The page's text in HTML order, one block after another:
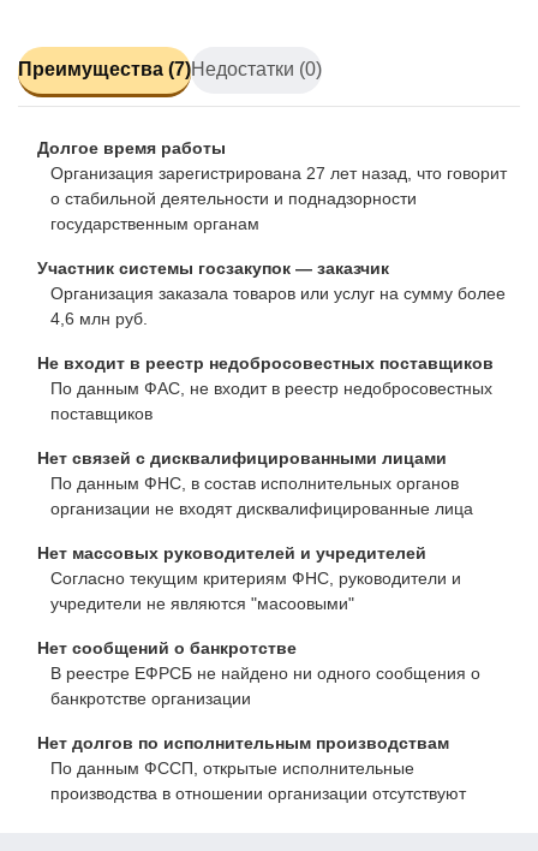
Преимущества (7)Недостатки (0)
Долгое время работы
Организация зарегистрирована 27 лет назад, что говорит
о стабильной деятельности и поднадзорности
государственным органам
Участник системы госзакупок — заказчик
Организация заказала товаров или услуг на сумму более
4,6 млн руб.
Не входит в реестр недобросовестных поставщиков
По данным ФАС, не входит в реестр недобросовестных
поставщиков
Нет связей с дисквалифицированными лицами
По данным ФНС, в состав исполнительных органов
организации не входят дисквалифицированные лица
Нет массовых руководителей и учредителей
Согласно текущим критериям ФНС, руководители и
учредители не являются "масоовыми"
Нет сообщений о банкротстве
В реестре ЕФРСБ не найдено ни одного сообщения о
банкротстве организации
Нет долгов по исполнительным производствам
По данным ФССП, открытые исполнительные
производства в отношении организации отсутствуют